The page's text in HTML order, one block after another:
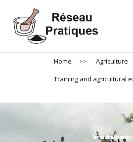
main
Home >> Agriculture
Training and agricultural
Training and agricultural extension